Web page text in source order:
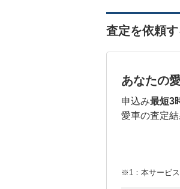
査定を依頼す
あなたの
申込み最短3
愛車の査定
※1：本サービス